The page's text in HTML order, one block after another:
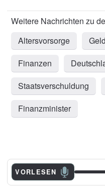
Altersvorsorge
Finanzen
Staatsverschuldung
Finanzminister
VORLESEN